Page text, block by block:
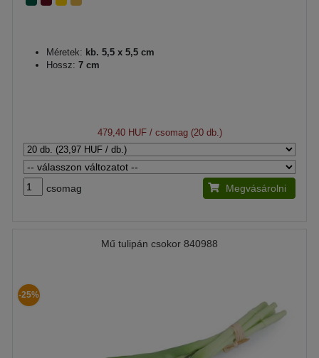
Méretek: kb. 5,5 x 5,5 cm
Hossz: 7 cm
479,40 HUF/ csomag (20 db.)
csomag Megvásárolni
Mű tulipán csokor 840988
-25%